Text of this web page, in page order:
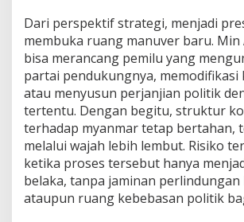
Dari perspektif strategi, menjadi
membuka ruang manuver baru.
bisa merancang pemilu yang
partai pendukungnya, memodifikasi
atau menyusun perjanjian politik
tertentu. Dengan begitu, struktur
terhadap myanmar tetap bertahan,
melalui wajah lebih lembut. Risiko
ketika proses tersebut hanya
belaka, tanpa jaminan perlindungan
ataupun ruang kebebasan politik